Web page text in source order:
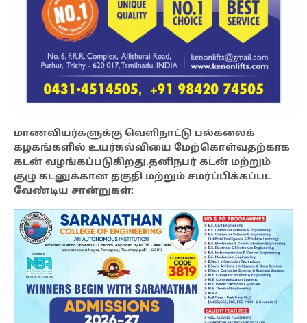
மாணவியர்களுக்கு வெளிநாட்டு பல்கலைக்
கழகங்களில் உயர்கல்வியை மேற்கொள்வதற்காக
கடன் வழங்கப்படுகிறது.தனிநபர் கடன் மற்றும்
குழு கடனுக்கான தகுதி மற்றும் சமர்ப்பிக்கப்பட
வேண்டிய சான்றுகள்: